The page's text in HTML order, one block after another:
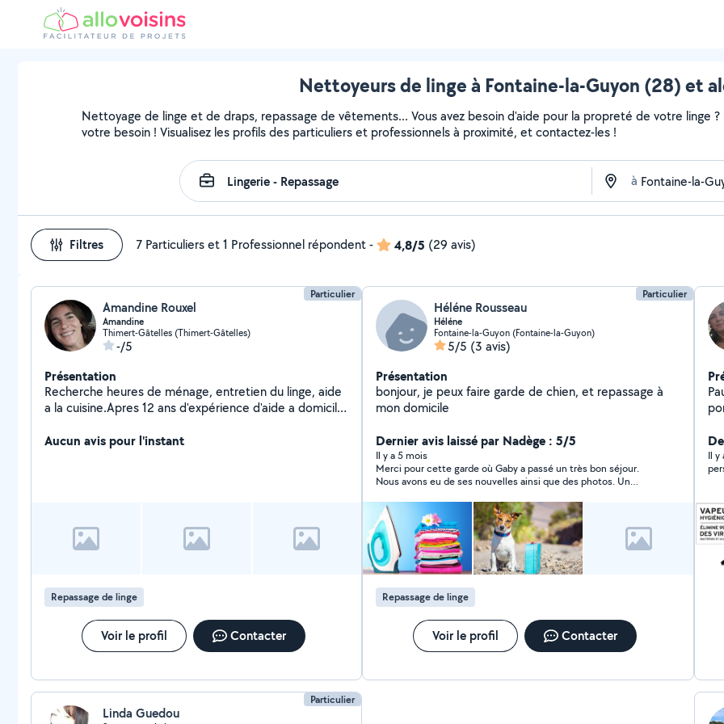
Nettoyeurs de linge à Fontaine-la-Guyon (28) et
Nettoyage de linge et de draps, repassage de vêtements... Vous avez besoin d'aide pour la propreté de votre linge
votre besoin ! Visualisez les profils des particuliers et professionnels à proximité, et contactez-les !
à
Filtres 7 Particuliers et 1 Professionnel répondent- 4,8/5 (29 avis)
Particulier
Amandine Rouxel
Amandine
Thimert-Gâtelles (Thimert-Gâtelles)
-/5
Présentation
Recherche heures de ménage, entretien du linge, aide
a la cuisine.Apres 12 ans d'expérience d'aide a domicile
en fonction de la demande. Disponible a partir du 17
Aucun avis pour l'instant
Repassage de linge
Voir le profil Contacter
Particulier
Héléne Rousseau
Héléne
Fontaine-la-Guyon (Fontaine-la-Guyon)
5/5 (3 avis)
Présentation
bonjour, je peux faire garde de chien, et repassage à
mon domicile
Dernier avis laissé par Nadège : 5/5
Il y a 5 mois
Merci pour cette garde où Gaby a passé un très bon séjour.
Nous avons eu de ses nouvelles ainsi que des photos. Un
Repassage de linge
Voir le profil Contacter
Il y
Particulier
Linda Guedou